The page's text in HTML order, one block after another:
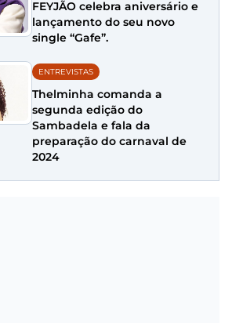
FEYJÃO celebra aniversário e
lançamento do seu novo
single “Gafe”.
ENTREVISTAS
Thelminha comanda a
segunda edição do
Sambadela e fala da
preparação do carnaval de
2024